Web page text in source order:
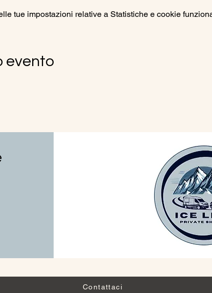
tue impostazioni relative a Statistiche e cookie
evento
Contattaci